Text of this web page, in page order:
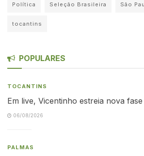
Política Seleção Brasileira São
tocantins
POPULARES
TOCANTINS
Em live, Vicentinho estreia nova
06/08/2026
PALMAS